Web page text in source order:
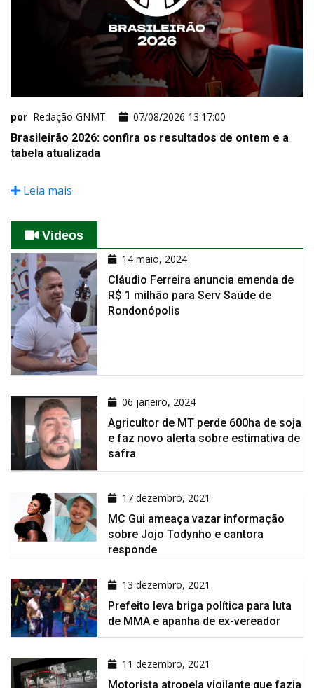
por Redação GNMT
07/08/2026 13:17:00
Brasileirão 2026: confira os resultados de ontem e a
tabela atualizada
Leia mais
Videos
14 maio, 2024
Cláudio Ferreira anuncia emenda de
R$ 1 milhão para Serv Saúde de
Rondonópolis
06 janeiro, 2024
Agricultor de MT perde 600ha de soja
e faz novo alerta sobre estimativa de
safra
17 dezembro, 2021
MC Gui ameaça vazar informação
sobre Jojo Todynho e cantora
responde
13 dezembro, 2021
Prefeito leva briga política para luta
de MMA e apanha de ex-vereador
11 dezembro, 2021
Motorista atropela vigilante que fazia